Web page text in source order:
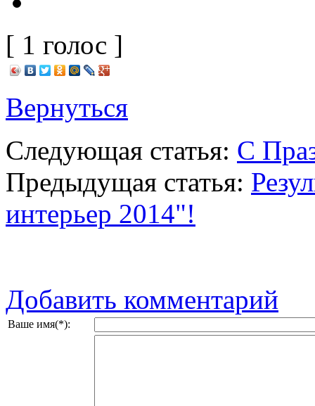
[ 1 голос ]
Вернуться
Следующая статья: С
Предыдущая статья:
интерьер 2014"!
Добавить комментарий
Ваше имя(*):